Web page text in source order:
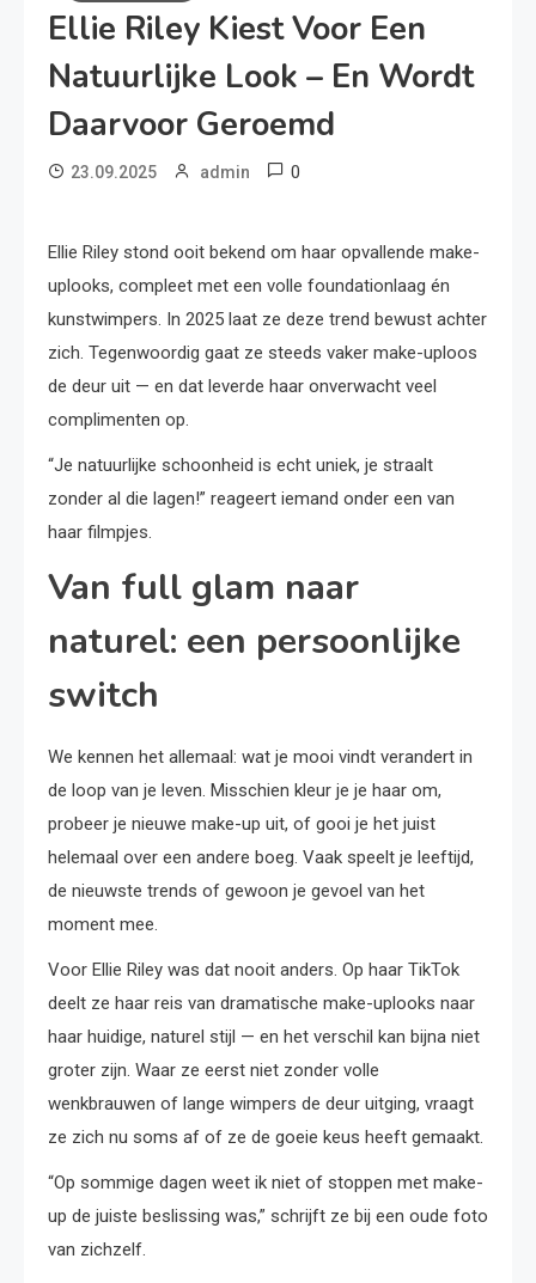
Ellie Riley Kiest Voor Een
Natuurlijke Look – En Wordt
Daarvoor Geroemd
23.09.2025 admin 0
Ellie Riley stond ooit bekend om haar opvallende make-
uplooks, compleet met een volle foundationlaag én
kunstwimpers. In 2025 laat ze deze trend bewust achter
zich. Tegenwoordig gaat ze steeds vaker make-uploos
de deur uit — en dat leverde haar onverwacht veel
complimenten op.
“Je natuurlijke schoonheid is echt uniek, je straalt
zonder al die lagen!” reageert iemand onder een van
haar filmpjes.
Van full glam naar
naturel: een persoonlijke
switch
We kennen het allemaal: wat je mooi vindt verandert in
de loop van je leven. Misschien kleur je je haar om,
probeer je nieuwe make-up uit, of gooi je het juist
helemaal over een andere boeg. Vaak speelt je leeftijd,
de nieuwste trends of gewoon je gevoel van het
moment mee.
Voor Ellie Riley was dat nooit anders. Op haar TikTok
deelt ze haar reis van dramatische make-uplooks naar
haar huidige, naturel stijl — en het verschil kan bijna niet
groter zijn. Waar ze eerst niet zonder volle
wenkbrauwen of lange wimpers de deur uitging, vraagt
ze zich nu soms af of ze de goeie keus heeft gemaakt.
“Op sommige dagen weet ik niet of stoppen met make-
up de juiste beslissing was,” schrijft ze bij een oude foto
van zichzelf.